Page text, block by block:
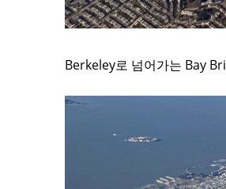
Berkeley로 넘어가는 Bay